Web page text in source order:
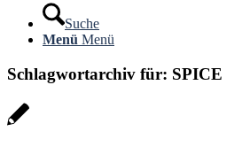
Suche
Menü Menü
Schlagwortarchiv für: SPICE